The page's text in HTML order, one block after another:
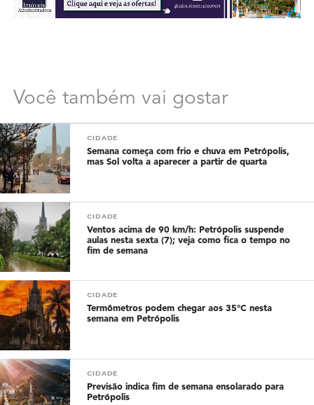
Você também vai gostar
CIDADE
Semana começa com frio e chuva em Petrópolis,
mas Sol volta a aparecer a partir de quarta
CIDADE
Ventos acima de 90 km/h: Petrópolis suspende
aulas nesta sexta (7); veja como fica o tempo no
fim de semana
CIDADE
Termômetros podem chegar aos 35°C nesta
semana em Petrópolis
CIDADE
Previsão indica fim de semana ensolarado para
Petrópolis